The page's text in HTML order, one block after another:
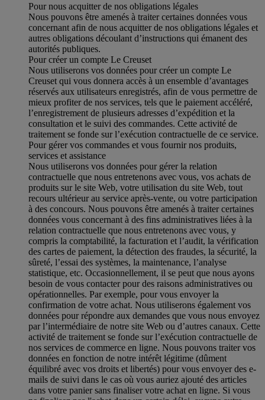
Pour nous acquitter de nos obligations légales
Nous pouvons être amenés à traiter certaines données vous
concernant afin de nous acquitter de nos obligations légales et
autres obligations découlant d’instructions qui émanent des
autorités publiques.
Pour créer un compte Le Creuset
Nous utiliserons vos données pour créer un compte Le
Creuset qui vous donnera accès à un ensemble d’avantages
réservés aux utilisateurs enregistrés, afin de vous permettre de
mieux profiter de nos services, tels que le paiement accéléré,
l’enregistrement de plusieurs adresses d’expédition et la
consultation et le suivi des commandes. Cette activité de
traitement se fonde sur l’exécution contractuelle de ce service.
Pour gérer vos commandes et vous fournir nos produits,
services et assistance
Nous utiliserons vos données pour gérer la relation
contractuelle que nous entretenons avec vous, vos achats de
produits sur le site Web, votre utilisation du site Web, tout
recours ultérieur au service après-vente, ou votre participation
à des concours. Nous pouvons être amenés à traiter certaines
données vous concernant à des fins administratives liées à la
relation contractuelle que nous entretenons avec vous, y
compris la comptabilité, la facturation et l’audit, la vérification
des cartes de paiement, la détection des fraudes, la sécurité, la
sûreté, l’essai des systèmes, la maintenance, l’analyse
statistique, etc. Occasionnellement, il se peut que nous ayons
besoin de vous contacter pour des raisons administratives ou
opérationnelles. Par exemple, pour vous envoyer la
confirmation de votre achat. Nous utiliserons également vos
données pour répondre aux demandes que vous nous envoyez
par l’intermédiaire de notre site Web ou d’autres canaux. Cette
activité de traitement se fonde sur l’exécution contractuelle de
nos services de commerce en ligne. Nous pouvons traiter vos
données en fonction de notre intérêt légitime (dûment
équilibré avec vos droits et libertés) pour vous envoyer des e-
mails de suivi dans le cas où vous auriez ajouté des articles
dans votre panier sans finaliser votre achat en ligne. Si vous